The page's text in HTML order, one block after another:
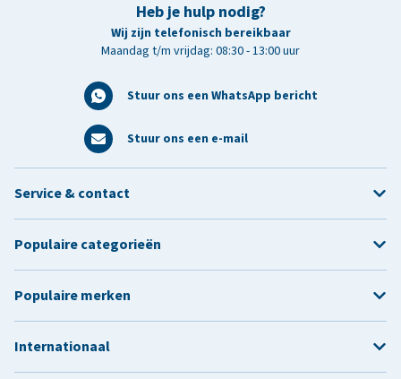
Heb je hulp nodig?
Wij zijn telefonisch bereikbaar
Maandag t/m vrijdag: 08:30 - 13:00 uur
Stuur ons een WhatsApp bericht
Stuur ons een e-mail
Service & contact
Populaire categorieën
Populaire merken
Internationaal